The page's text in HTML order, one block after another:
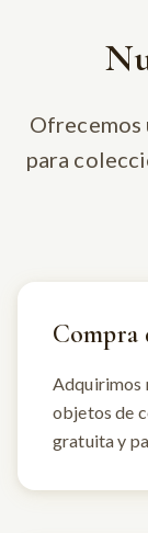
Ofrecemos
para
Compra
Adquirimos
objetos de
gratuita y